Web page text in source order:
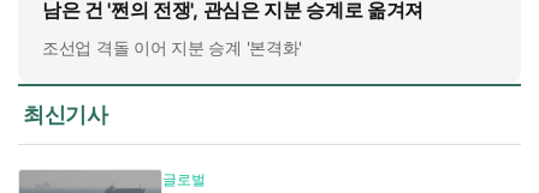
남은 건 '쩐의 전쟁', 관심은 지분 승계로 옮겨져
조선업 격돌 이어 지분 승계 '본격화'
최신기사
글로벌